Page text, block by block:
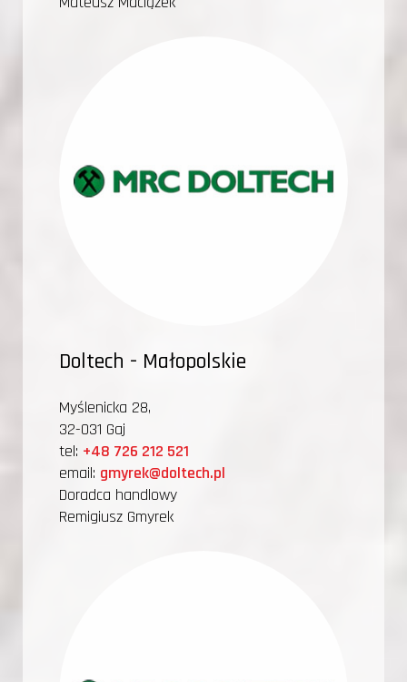
Doltech - Małopolskie
Myślenicka 28,
32-031 Gaj
tel: +48 726 212 521
email: gmyrek@doltech.pl
Doradca handlowy
Remigiusz Gmyrek